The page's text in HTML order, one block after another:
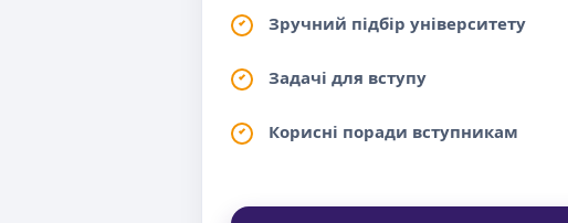
Зручний підбір університету
Задачі для вступу
Корисні поради вступникам